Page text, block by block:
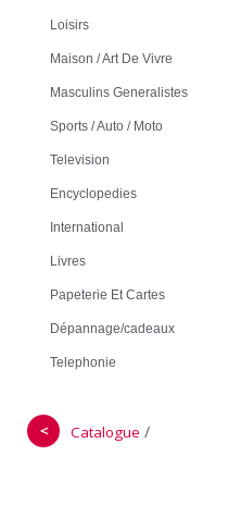
Loisirs
Maison / Art De Vivre
Masculins Generalistes
Sports / Auto / Moto
Television
Encyclopedies
International
Livres
Papeterie Et Cartes
Dépannage/cadeaux
Telephonie
＜ Catalogue /